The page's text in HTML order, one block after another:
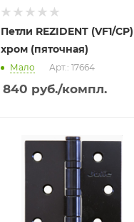
Петли REZIDENT (VF1/CP)
хром (пяточная)
Мало Арт.: 17664
840 руб./компл.